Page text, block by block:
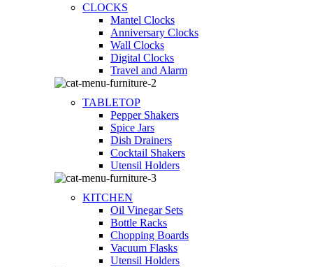
CLOCKS
Mantel Clocks
Anniversary Clocks
Wall Clocks
Digital Clocks
Travel and Alarm
TABLETOP
Pepper Shakers
Spice Jars
Dish Drainers
Сocktail Shakers
Utensil Holders
KITCHEN
Oil Vinegar Sets
Bottle Racks
Chopping Boards
Vacuum Flasks
Utensil Holders